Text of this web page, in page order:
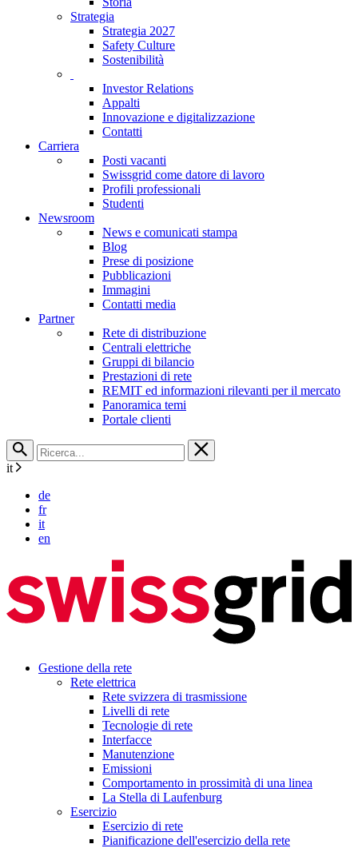
Strategia
Strategia 2027
Safety Culture
Sostenibilità
Investor Relations
Appalti
Innovazione e digitalizzazione
Contatti
Carriera
Posti vacanti
Swissgrid come datore di lavoro
Profili professionali
Studenti
Newsroom
News e comunicati stampa
Blog
Prese di posizione
Pubblicazioni
Immagini
Contatti media
Partner
Rete di distribuzione
Centrali elettriche
Gruppi di bilancio
Prestazioni di rete
REMIT ed informazioni rilevanti per il mercato
Panoramica temi
Portale clienti
it
de
fr
it
en
Gestione della rete
Rete elettrica
Rete svizzera di trasmissione
Livelli di rete
Tecnologie di rete
Interfacce
Manutenzione
Emissioni
Comportamento in prossimità di una linea
La Stella di Laufenburg
Esercizio
Esercizio di rete
Pianificazione dell'esercizio della rete